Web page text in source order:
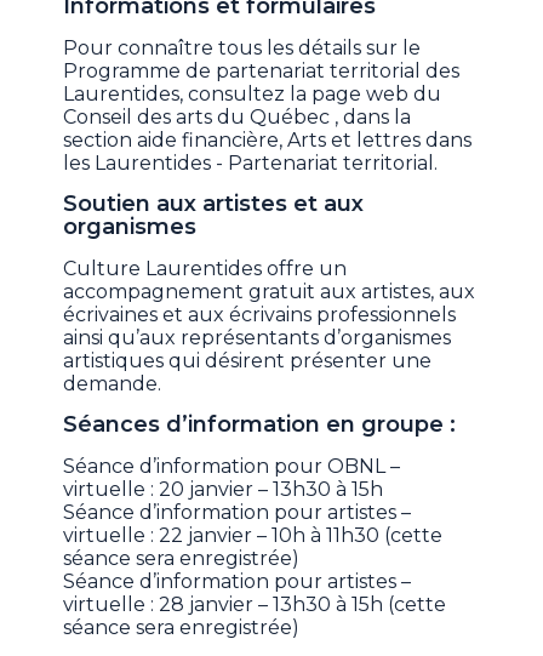
Informations et formulaires
Pour connaître tous les détails sur le
Programme de partenariat territorial des
Laurentides, consultez la page web du
Conseil des arts du Québec , dans la
section aide financière, Arts et lettres dans
les Laurentides - Partenariat territorial.
Soutien aux artistes et aux
organismes
Culture Laurentides offre un
accompagnement gratuit aux artistes, aux
écrivaines et aux écrivains professionnels
ainsi qu’aux représentants d’organismes
artistiques qui désirent présenter une
demande.
Séances d’information en groupe :
Séance d’information pour OBNL –
virtuelle : 20 janvier – 13h30 à 15h
Séance d’information pour artistes –
virtuelle : 22 janvier – 10h à 11h30 (cette
séance sera enregistrée)
Séance d’information pour artistes –
virtuelle : 28 janvier – 13h30 à 15h (cette
séance sera enregistrée)